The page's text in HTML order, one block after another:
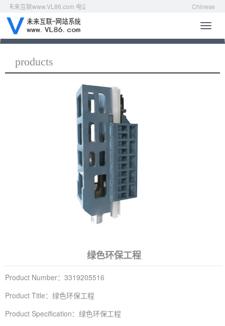
Chinese
未来互联www.VL86.com 电话：0755-88869586
导
航
菜
products
绿色环保工程
Product Number：3319205516
Product Title：绿色环保工程
Product Specification：绿色环保工程